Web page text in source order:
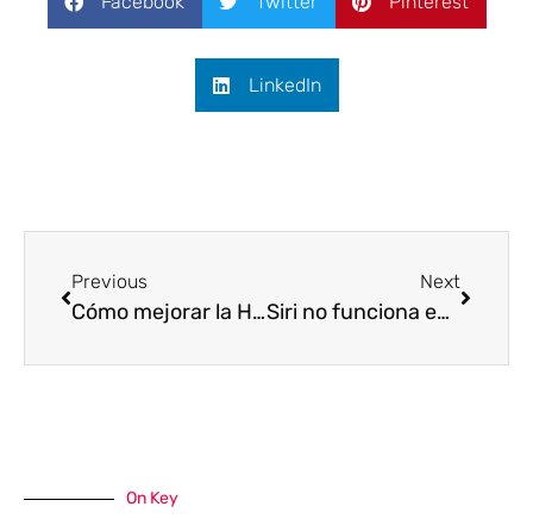
LinkedIn
Previous
Cómo mejorar la Huella en Samsung
Next
Siri no funciona en MacOS Monterey
On Key